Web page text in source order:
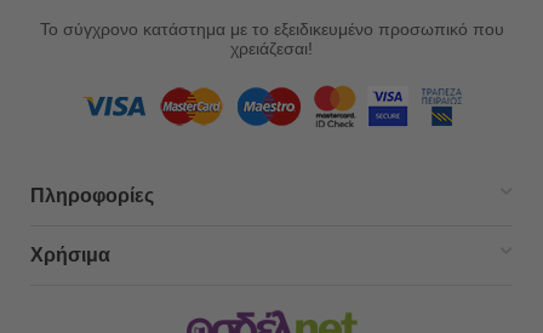
Το σύγχρονο κατάστημα με το εξειδικευμένο προσωπικό που
χρειάζεσαι!
Πληροφορίες
Χρήσιμα